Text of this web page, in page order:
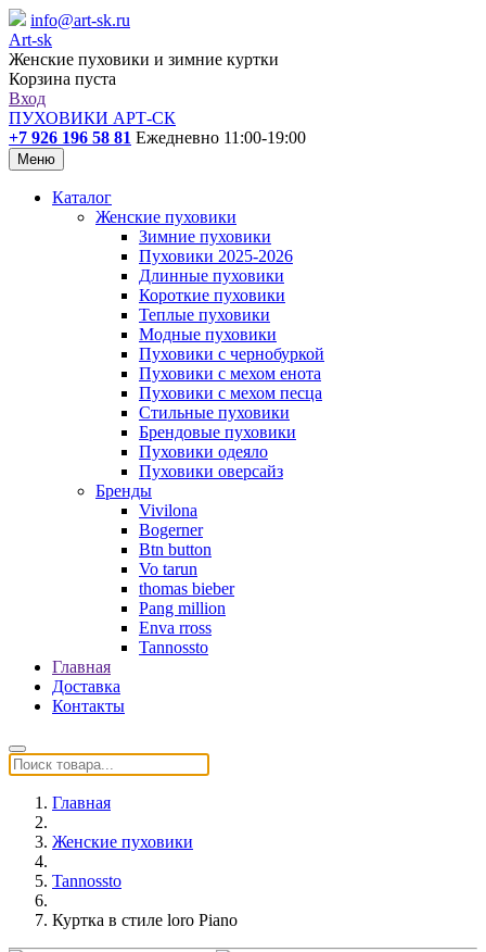
info@art-sk.ru
Art-sk
Женские пуховики и зимние куртки
Корзина пуста
Вход
ПУХОВИКИ АРТ-СК
+7 926 196 58 81 Ежедневно 11:00-19:00
Меню
Каталог
Женские пуховики
Зимние пуховики
Пуховики 2025-2026
Длинные пуховики
Короткие пуховики
Теплые пуховики
Модные пуховики
Пуховики с чернобуркой
Пуховики с мехом енота
Пуховики с мехом песца
Стильные пуховики
Брендовые пуховики
Пуховики одеяло
Пуховики оверсайз
Бренды
Vivilona
Bogerner
Btn button
Vo tarun
thomas bieber
Pang million
Enva rross
Tannossto
Главная
Доставка
Контакты
Главная
Женские пуховики
Tannossto
Куртка в стиле loro Piano